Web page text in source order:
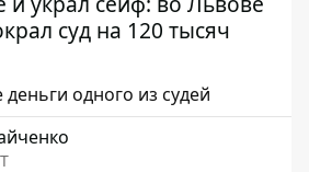
суд на 120 тысяч
одного из судей